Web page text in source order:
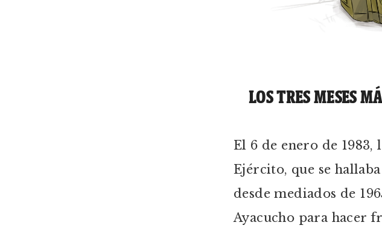
LOS TRES MESES
El 6 de enero de
Ejército, que se
desde mediados de
Ayacucho para hacer